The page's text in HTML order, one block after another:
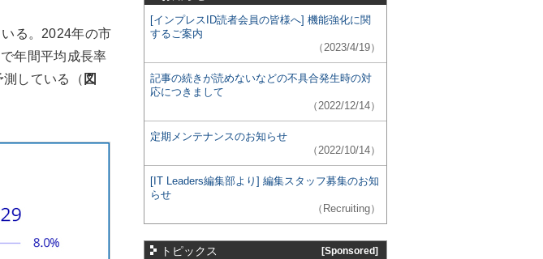
る。2024年の市
年間平均成長率
している（ 図
[インプレスID読者会員の皆様へ] 機能強化に関
するご案内
（2023/4/19）
記事の続きが読めないなどの不具合発生時の対
応につきまして
（2022/12/14）
定期メンテナンスのお知らせ
（2022/10/14）
[IT Leaders編集部より] 編集スタッフ募集のお知
らせ
（Recruiting）
トピックス [Sponsored]